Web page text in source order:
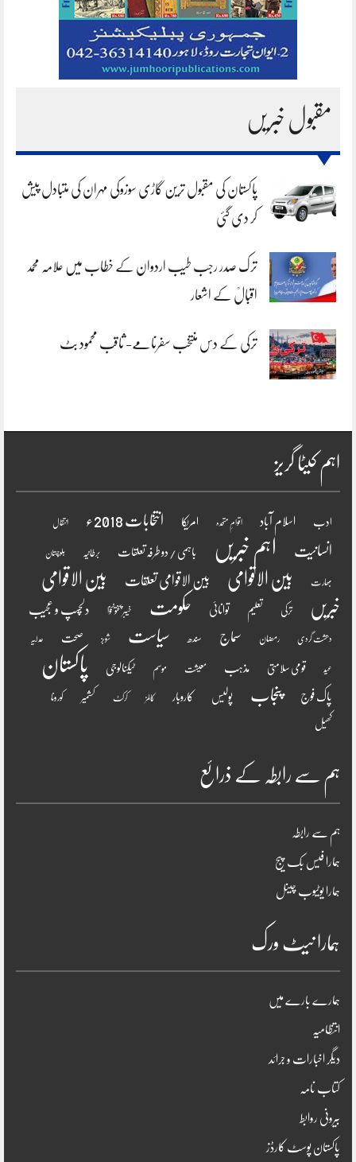
مقبول خبریں
پاکستان کی مقبول ترین گاڑی سوزوکی مہران کی متبادل پیش
کر دی گئی
ترک صدر رجب طیب اردوان کے خطاب میں علامہ محمد
اقبالؒ کے اشعار
ترکی کے دس منتخب سفرنامے- ثاقب محمود بٹ
اہم کیٹا گریز
ادب اسلام آباد اقوامِ متحدہ امریکا انتخابات 2018ء انتقال
انسانیت اہم خبریں باہمی / دو طرفہ تعلقات برطانیہ بلوچستان
بھارت بین الاقوامی بین الاقوامی تعلقات
بین الاقوامی
خبریں
ترکی تعلیم توانائی حکومت خیبر پختونخوا دلچسپ و عجیب
دھشت گردی رمضان سماج سندھ سیاست شوبز صحت عدلیہ
عید قومی سلامتی مذہب معیشت موسم ٹیکنالوجی پاکستان
پاک فوج پنجاب پولیس کاروبار کالمز کرکٹ کشمیر کورونا
کھیل
ہم سے رابطہ کے ذرائع
ہم سے رابطہ
ہمارا فیس بک پیج
ہمارا یوٹیوب چینل
ہمارا نیٹ ورک
ہمارے بارے میں
انتظامیہ
دیگر اخبارات و جرائد
کتاب نامہ
بیرونی روابط
پاکستان پوسٹ کارڈز